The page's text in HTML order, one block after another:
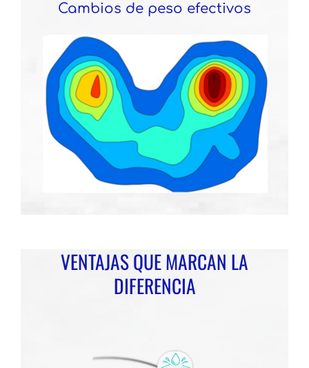
Cambios de peso efectivos
VENTAJAS QUE MARCAN LA
DIFERENCIA